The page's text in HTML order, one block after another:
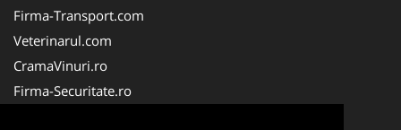
Firma-Transport.com
Veterinarul.com
CramaVinuri.ro
Firma-Securitate.ro